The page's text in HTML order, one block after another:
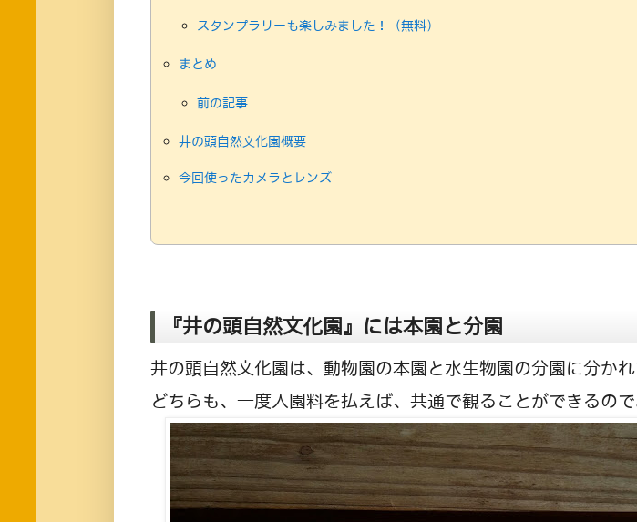
スタンプラリーも楽しみました！（無料）
まとめ
前の記事
井の頭自然文化園概要
今回使ったカメラとレンズ
『井の頭自然文化園』には本園と分園
井の頭自然文化園は、動物園の本園と水生物園の分園に分かれ
どちらも、一度入園料を払えば、共通で観ることができるので